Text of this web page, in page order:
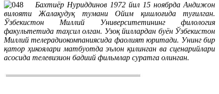
Бахтиёр Нуриддинов 1972 йил 15 ноябрда Андижон
вилояти Жалақудуқ тумани Ойим қишлоғида туғилган.
Ўзбекистон Миллий Университетининг филология
факультетида таҳсил олган. Узоқ йиллардан буён Ўзбекистон
Миллий телерадиокомпаниясида фаолият юритади. Унинг бир
қатор ҳикоялари матбуотда эълон қилинган ва сценарийлари
асосида телевизион бадиий фильмлар суратга олинган.